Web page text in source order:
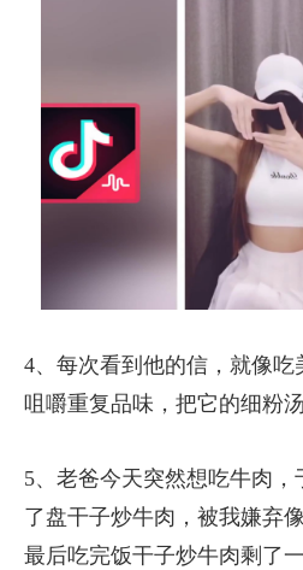
4、每次看到他的信，就像
咀嚼重复品味，把它的细粉
5、老爸今天突然想吃牛肉
了盘干子炒牛肉，被我嫌弃
最后吃完饭干子炒牛肉剩了